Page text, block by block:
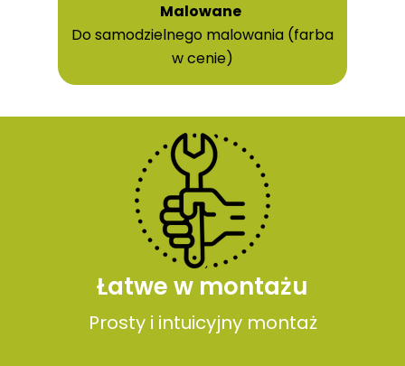
Malowane
Do samodzielnego malowania (farba
w cenie)
Łatwe w montażu
Prosty i intuicyjny montaż